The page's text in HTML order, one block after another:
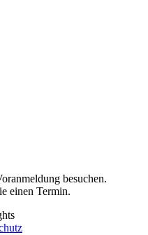
besuchen.
einen Termin.